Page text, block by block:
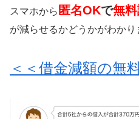
スマホから 匿名OKで無
が減らせるかどうかがわかり
＜＜借金減額の無